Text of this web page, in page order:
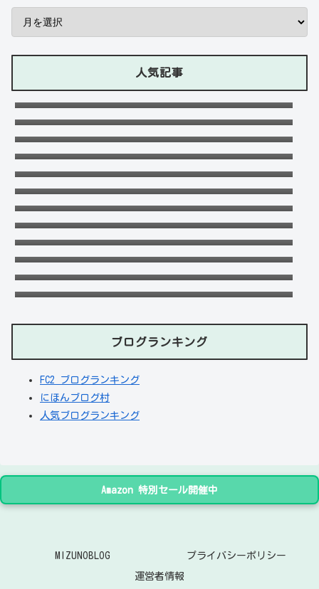
人気記事
石川ケニーは父と兄は野球選手で母親はアメ
リカ人のハーフ！7人大家族！
Lazの彼女や身長に大学・年齢は？イケメン
プロゲーマーの経歴！【ZETA】
竹下パラダイスだーご本名や年齢に身長は？
恋愛対象やイケメンかも調査！
可愛い政田夢乃選手に彼氏の存在が気にな
る！本当に不倫をしているのか？家族構成が
どうなっているのか？を徹底調査！
千早茜の恋人や結婚した夫は誰？子供や本名
に高校は？引越は離婚が理由？
末永けいの経歴や学歴(高校大学)は？妻(嫁)
は末永ゆかりで離婚した？
福田こうへいの結婚相手の嫁(妻)や子供
(娘・息子)など家族構成まとめ！
ドンマイ川端は結婚した嫁がいる？母親・兄
妹・父親に年収や学歴経歴も！
おだけいの元カノ人気歌手はちゃんみな！過
去の匂わせや動画流出の犯人は？
五条院凌のすっぴんや足太い画像がヤバい！
本当は美脚でスタイル良い？
天畠大輔の妻や母は？医療事故や経歴に大学
進学はモテたかったから！
デジポリスは東京だけ？大阪や埼玉・神奈
川・愛知など他の地域にもある？
ブログランキング
FC2 ブログランキング
にほんブログ村
人気ブログランキング
Amazon 特別セール開催中
MIZUNOBLOG プライバシーポリシー
運営者情報